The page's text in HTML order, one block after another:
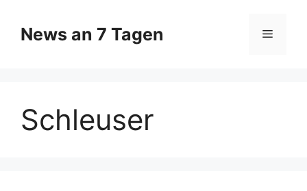
Inhalt
springen
News an 7 Tagen Menü
Schleuser